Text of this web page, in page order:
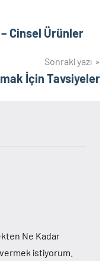
Cinsel Ürünler
Sonraki yazı
İçin Tavsiyeler
Ne Kadar
istiyorum.